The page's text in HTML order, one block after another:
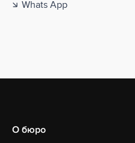
Whats App
О бюро